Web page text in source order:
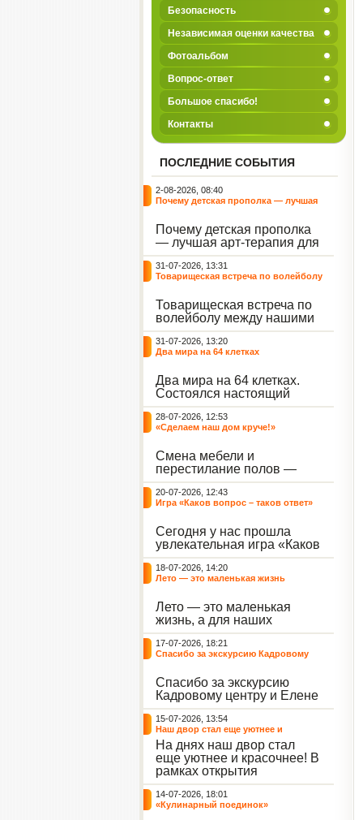
Безопасность
Независимая оценки качества
Фотоальбом
Вопрос-ответ
Большое спасибо!
Контакты
ПОСЛЕДНИЕ СОБЫТИЯ
2-08-2026, 08:40
Почему детская прополка — лучшая
Почему детская прополка
— лучшая арт-терапия для
воспитателя?
31-07-2026, 13:31
Товарищеская встреча по волейболу
Товарищеская встреча по
волейболу между нашими
воспитанниками и
сельскими ребятами.
31-07-2026, 13:20
Два мира на 64 клетках
Два мира на 64 клетках.
Состоялся настоящий
интеллектуальный
праздник — турнир по
шахматам и шашкам.
небывалый ажиотаж среди
воспитанников, превратив
тихие залы центра в арену
напряжённых поединков,
громких аплодисментов и
жарких обсуждений.
28-07-2026, 12:53
«Сделаем наш дом круче!»
Смена мебели и
перестилание полов —
дело рук профессионалов.
А вот создание настоящего
домашнего уюта — задача
этой неделе ребята взяли
инициативу в свои руки и
устроили масштабную
генеральную уборку
жилого корпуса.
20-07-2026, 12:43
Игра «Каков вопрос – таков ответ»
Сегодня у нас прошла
увлекательная игра «Каков
вопрос – таков ответ»,
которая собрала самых
любознательных
игры выступил наш
воспитанник - Константин
Н., который по праву носит
звание самого читающего
и эрудированного
участника наших
мероприятий.
18-07-2026, 14:20
Лето — это маленькая жизнь
Лето — это маленькая
жизнь, а для наших
воспитанниц оно
наполнено открытиями. В
один из теплых дней мы
пластилин, книги и конечно
же телефоны, чтобы
отправиться на небольшую
цветочную охоту в
ближайший луг.
17-07-2026, 18:21
Спасибо за экскурсию Кадровому
Спасибо за экскурсию
Кадровому центру и Елене
Романовне за тёплую
встречу.
15-07-2026, 13:54
Наш двор стал еще уютнее и
красочнее!
На днях наш двор стал
еще уютнее и красочнее! В
рамках открытия
Социальной гостиной
нашего Центра, перед
воспитанниками была
14-07-2026, 18:01
«Кулинарный поединок»